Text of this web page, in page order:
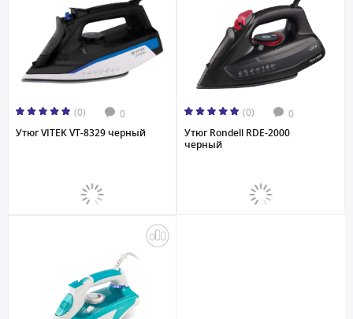
(0) 0
Утюг VITEK VT-8329 черный
(0) 0
Утюг Rondell RDE-2000
черный